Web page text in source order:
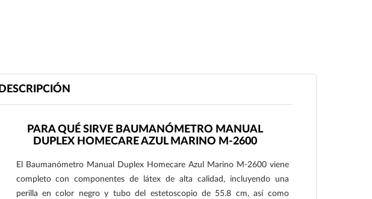
DESCRIPCIÓN
PARA QUÉ SIRVE BAUMANÓMETRO MANUAL
DUPLEX HOMECARE AZUL MARINO M-2600
El Baumanómetro Manual Duplex Homecare Azul Marino M-2600 viene
completo con componentes de látex de alta calidad, incluyendo una
perilla en color negro y tubo del estetoscopio de 55.8 cm, así como